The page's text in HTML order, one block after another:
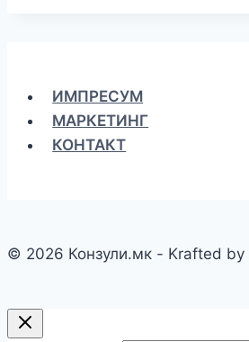
ИМПРЕСУМ
МАРКЕТИНГ
КОНТАКТ
© 2026 Конзули.мк - Krafted by